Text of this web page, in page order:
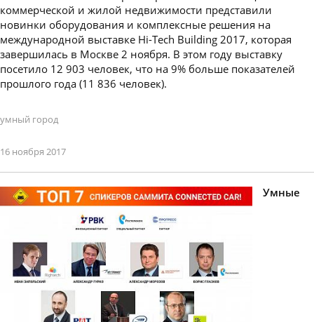
коммерческой и жилой недвижимости представили
новинки оборудования и комплексные решения на
международной выставке Hi-Tech Building 2017, которая
завершилась в Москве 2 ноября. В этом году выставку
посетило 12 903 человек, что на 9% больше показателей
прошлого года (11 836 человек).
умный город
16 ноября 2017
Умные